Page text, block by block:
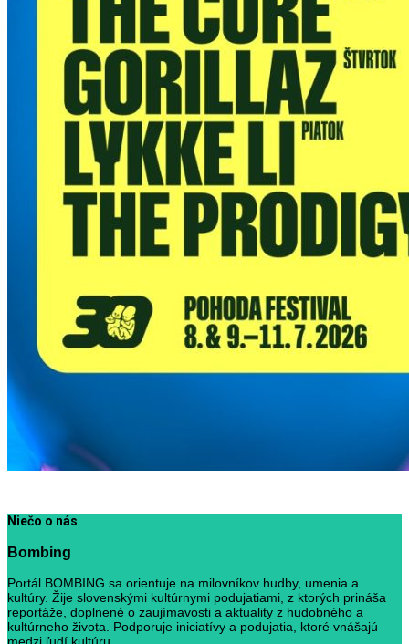
Niečo o nás
Bombing
Portál BOMBING sa orientuje na milovníkov hudby, umenia a
kultúry. Žije slovenskými kultúrnymi podujatiami, z ktorých prináša
reportáže, doplnené o zaujímavosti a aktuality z hudobného a
kultúrneho života. Podporuje iniciatívy a podujatia, ktoré vnášajú